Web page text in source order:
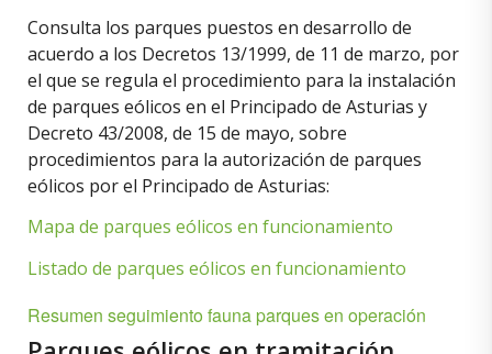
Consulta los parques puestos en desarrollo de
acuerdo a los Decretos 13/1999, de 11 de marzo, por
el que se regula el procedimiento para la instalación
de parques eólicos en el Principado de Asturias y
Decreto 43/2008, de 15 de mayo, sobre
procedimientos para la autorización de parques
eólicos por el Principado de Asturias:
Mapa de parques eólicos en funcionamiento
Listado de parques eólicos en funcionamiento
Resumen seguimiento fauna parques en operación